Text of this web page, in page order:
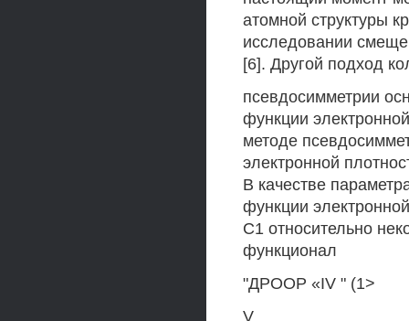
атомной структуры
исследовании
[6]. Другой подход
псевдосимметрии
функции
методе
электронной
В качестве
функции
С1 относительно
функционал
"ДРООР «IV " (1>
V